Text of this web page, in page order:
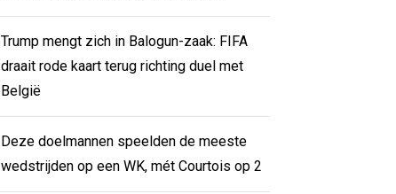
Trump mengt zich in Balogun-zaak: FIFA
draait rode kaart terug richting duel met
België
Deze doelmannen speelden de meeste
wedstrijden op een WK, mét Courtois op 2